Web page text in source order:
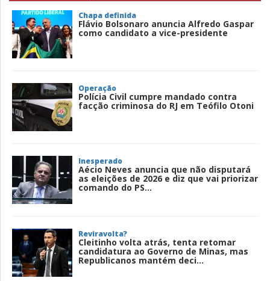
Chapa definida
Flávio Bolsonaro anuncia Alfredo Gaspar
como candidato a vice-presidente
Operação
Polícia Civil cumpre mandado contra
facção criminosa do RJ em Teófilo Otoni
Inesperado
Aécio Neves anuncia que não disputará
as eleições de 2026 e diz que vai priorizar
comando do PS...
Reviravolta?
Cleitinho volta atrás, tenta retomar
candidatura ao Governo de Minas, mas
Republicanos mantém deci...